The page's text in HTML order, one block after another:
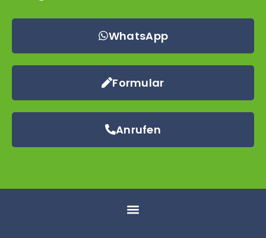
WhatsApp
Formular
Anrufen